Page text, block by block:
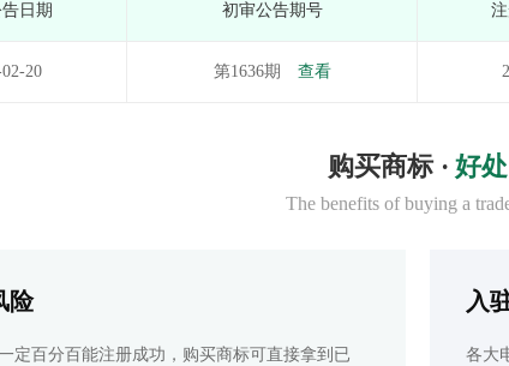
日期 初审公告期号
20 第1636期 查看
购买商标 · 好处
The benefits of buying a
险
定百分百能注册成功，购买商标可直接拿到已
入
各大